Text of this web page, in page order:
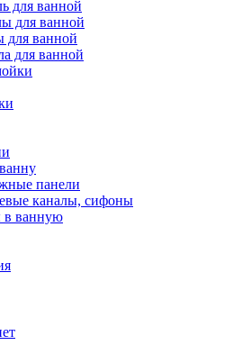
для ванной
для ванной
для ванной
для ванной
панели
каналы, сифоны
в ванную